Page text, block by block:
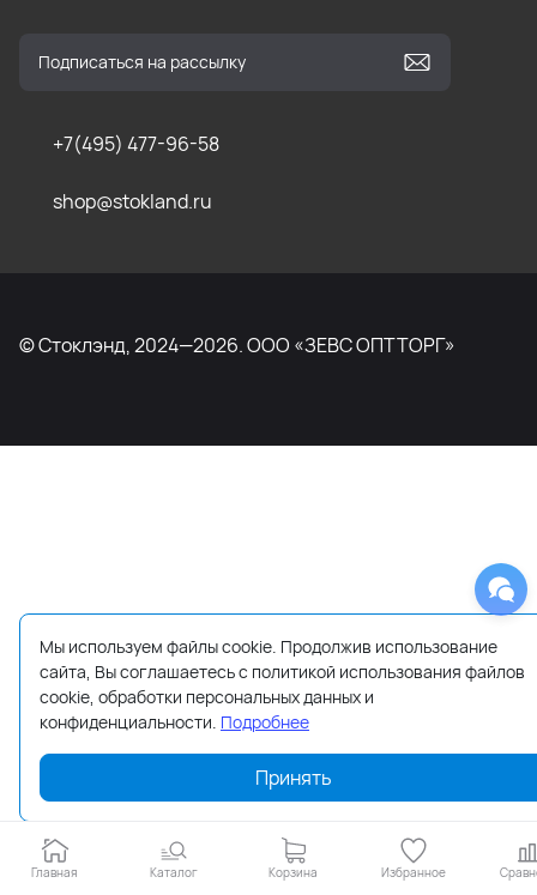
+7(495) 477-96-58
shop@stokland.ru
© Стоклэнд, 2024—2026. ООО «ЗЕВС ОПТТОРГ»
Главная Каталог Корзина Избранное
Мы используем файлы cookie. Продолжив использование
сайта, Вы соглашаетесь с политикой использования файлов
cookie, обработки персональных данных и
конфиденциальности. Подробнее
Принять